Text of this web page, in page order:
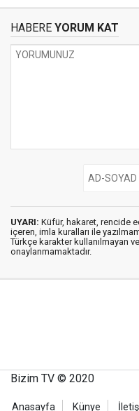
HABERE YORUM KAT
UYARI: Küfür, hakaret, rencide
içeren, imla kuralları ile
Türkçe karakter kullanılmayan
onaylanmamaktadır.
Bizim TV © 2020
Anasayfa Künye